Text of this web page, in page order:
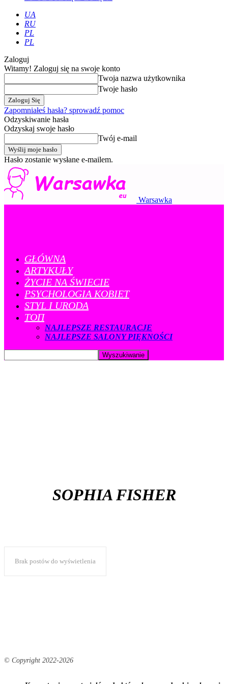
UA
RU
PL
PL
Zaloguj
Witamy! Zaloguj się na swoje konto
Twoja nazwa użytkownika
Twoje hasło
Zapomniałeś hasła? sprowadź pomoc
Odzyskiwanie hasła
Odzyskaj swoje hasło
Twój e-mail
Hasło zostanie wysłane e-mailem.
Warsawka
GŁÓWNA
ARTYKUŁY
ŻYCIE NA ŚWIECIE
PSYCHOLOGIA KOBIET
STYL I URODA
ТОП
NAJLEPSZE RESTAURACJE
NAJLEPSZE SALONY PIĘKNOŚCI
SOPHIA FISHER
Brak postów do wyświetlenia
© Copyright 2022-2026